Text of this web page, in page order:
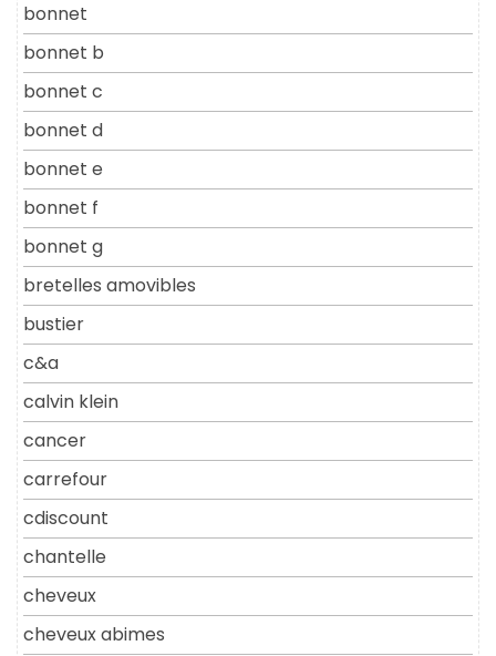
bonnet
bonnet b
bonnet c
bonnet d
bonnet e
bonnet f
bonnet g
bretelles amovibles
bustier
c&a
calvin klein
cancer
carrefour
cdiscount
chantelle
cheveux
cheveux abimes